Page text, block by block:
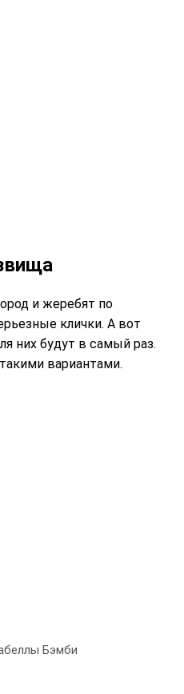
и жеребят по
клички. А вот
них будут в самый раз.
вариантами.
Бэмби